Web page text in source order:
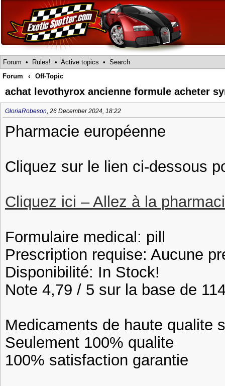
Forum • Rules! • Active topics • Search
Forum
‹ Off-Topic
achat levothyrox ancienne formule acheter
GloriaRobeson, 26 December 2024, 18:22
Pharmacie européenne
Cliquez sur le lien ci-dessous
Cliquez ici – Allez à la
Formulaire medical: pill
Prescription requise: Aucune
Disponibilité: In Stock!
Note 4,79 / 5 sur la base de
Medicaments de haute qualite
Seulement 100% qualite
100% satisfaction garantie